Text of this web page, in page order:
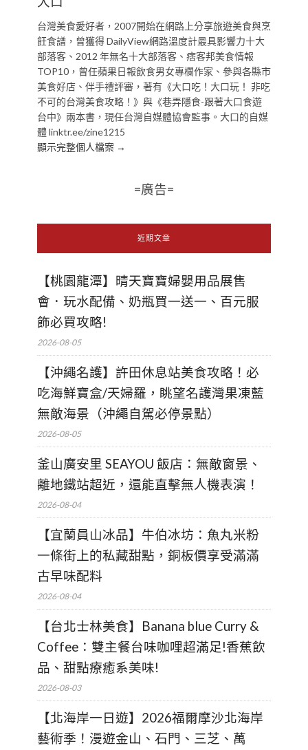
台灣美食愛好者，2007開始在網路上分享旅遊美食與烹
飪食譜，曾獲得 DailyView網路溫度計最具影響力十大
部落客、2012 年無名十大部落客、痞客邦美食情報
TOP10，曾任蘋果日報飲食男女專欄作家、參與各縣市
美食好店、伴手禮評審，著有《大口吃！大口玩！ 非吃
不可的台灣美食攻略！》與《巷弄隱食-跟著大口食遊
台中》兩本書，現任台灣自媒體協會監事。大口的自媒
體 linktr.ee/zine1215
顯示完整個人檔案 →
=廣告=
近期文章
【桃園龍潭】晴天寶寶婦嬰用品展售
會．玩水配備、奶瓶買一送一、百元服
飾必買攻略!
2026-08-05
【沖繩名護】許田休息站美食攻略！必
吃海鮮寶盒/天婦羅，眺望名護灣果凍藍
無敵海景（沖繩自駕必停景點）
2026-08-05
釜山廣安里 SEAYOU 飯店：無敵窗景、
離地鐵站超近，還能直擊無人機表演！
2026-08-04
【宜蘭員山冰品】牛伯冰坊：魚丸米粉
一條街上的私藏甜點，銅板價享受滿滿
古早味配料
2026-08-04
【台北士林美食】Banana blue Curry &
Coffee：雙主餐台味咖哩超滿足!香蕉飲
品、甜點療癒系美味!
2026-08-03
【北海岸一日遊】2026福爾摩沙北海岸
藝術季！漫遊金山、石門、三芝、萬